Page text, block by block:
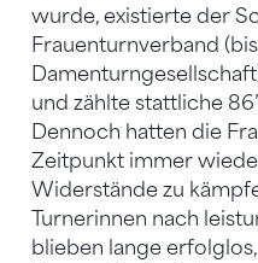
wurde, existierte der
Frauenturnverband
und zählte stattliche
Dennoch hatten die
Zeitpunkt immer
Widerstände zu
Turnerinnen nach
blieben lange